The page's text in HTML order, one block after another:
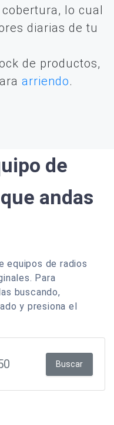
lo cual
diarias de tu
de productos,
arriendo.
de
andas
equipos de radios
Para
buscando,
y presiona el
Buscar